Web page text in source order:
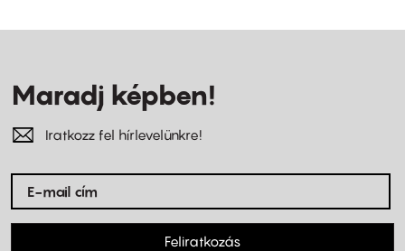
Maradj képben!
Iratkozz fel hírlevelünkre!
Feliratkozás